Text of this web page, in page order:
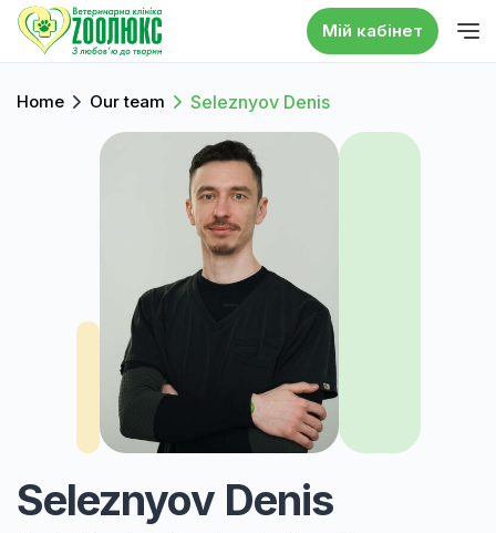
Мій кабінет
Home Our team Seleznyov Denis
Seleznyov Denis